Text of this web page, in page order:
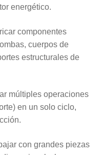
energético.
componentes
cuerpos de
estructurales de
múltiples operaciones
en un solo ciclo,
con grandes piezas